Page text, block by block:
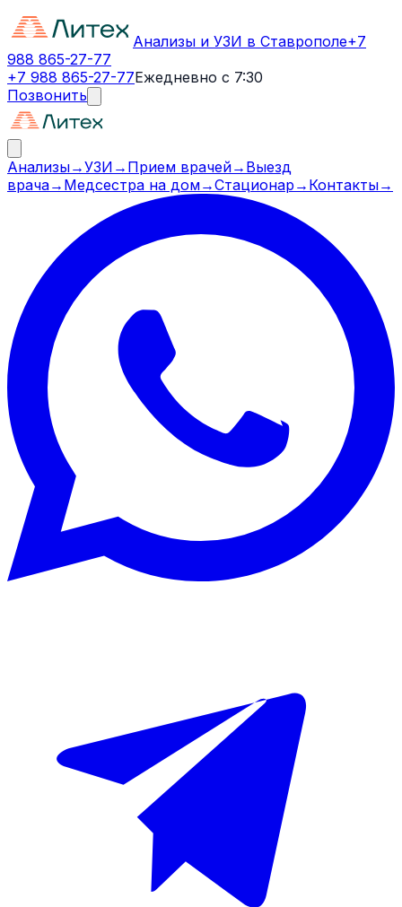
Анализы и УЗИ в Ставрополе+7
988 865-27-77
+7 988 865-27-77Ежедневно с 7:30
Позвонить
Анализы→УЗИ → Прием врачей→ Выезд
врача→ Медсестра на дом→Стационар → Контакты→